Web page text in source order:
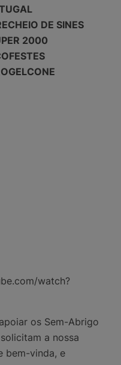
DE SINES
2000
watch?
os Sem-Abrigo
a nossa
bem-vinda, e